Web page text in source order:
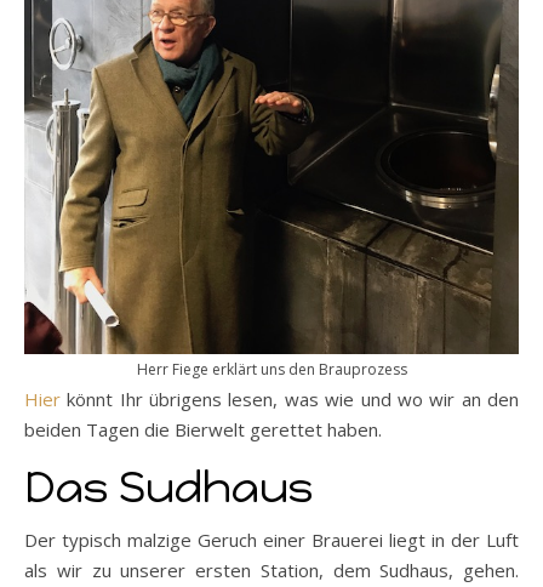
Herr Fiege erklärt uns den Brauprozess
Hier könnt Ihr übrigens lesen, was wie und wo wir an den
beiden Tagen die Bierwelt gerettet haben.
Das Sudhaus
Der typisch malzige Geruch einer Brauerei liegt in der Luft
als wir zu unserer ersten Station, dem Sudhaus, gehen.